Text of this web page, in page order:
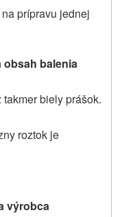
prípravu jednej
obsah balenia
biely prášok.
roztok je
výrobca